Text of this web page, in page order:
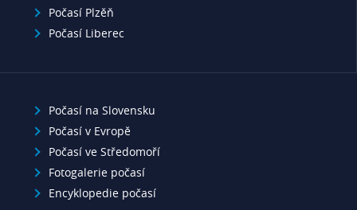
Počasí Plzěň
Počasí Liberec
Počasí na Slovensku
Počasí v Evropě
Počasí ve Středomoří
Fotogalerie počasí
Encyklopedie počasí